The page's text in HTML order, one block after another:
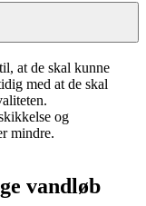
at de skal kunne
med at de skal
og
mindre.
vandløb